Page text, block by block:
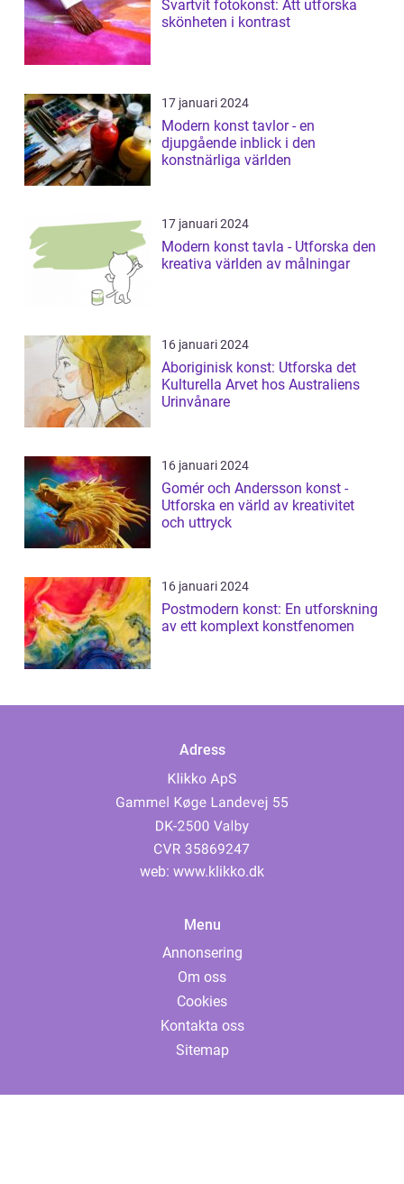
Svartvit fotokonst: Att utforska
skönheten i kontrast
17 januari 2024
Modern konst tavlor - en
djupgående inblick i den
konstnärliga världen
17 januari 2024
Modern konst tavla - Utforska den
kreativa världen av målningar
16 januari 2024
Aboriginisk konst: Utforska det
Kulturella Arvet hos Australiens
Urinvånare
16 januari 2024
Gomér och Andersson konst -
Utforska en värld av kreativitet
och uttryck
16 januari 2024
Postmodern konst: En utforskning
av ett komplext konstfenomen
Adress
web: www.klikko.dk
Menu
Annonsering
Om oss
Cookies
Kontakta oss
Sitemap